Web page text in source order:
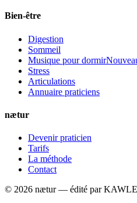
Bien-être
Digestion
Sommeil
Musique pour dormir
Stress
Articulations
Annuaire praticiens
nætur
Devenir praticien
Tarifs
La méthode
Contact
© 2026 nætur — édité par